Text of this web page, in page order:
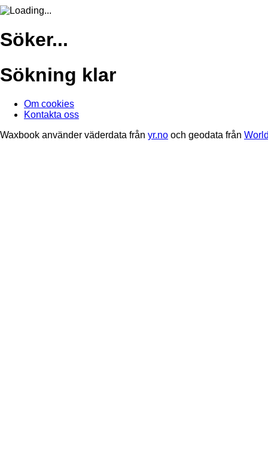
Söker...
Sökning klar
Om cookies
Kontakta oss
Waxbook använder väderdata från yr.no och geodata från